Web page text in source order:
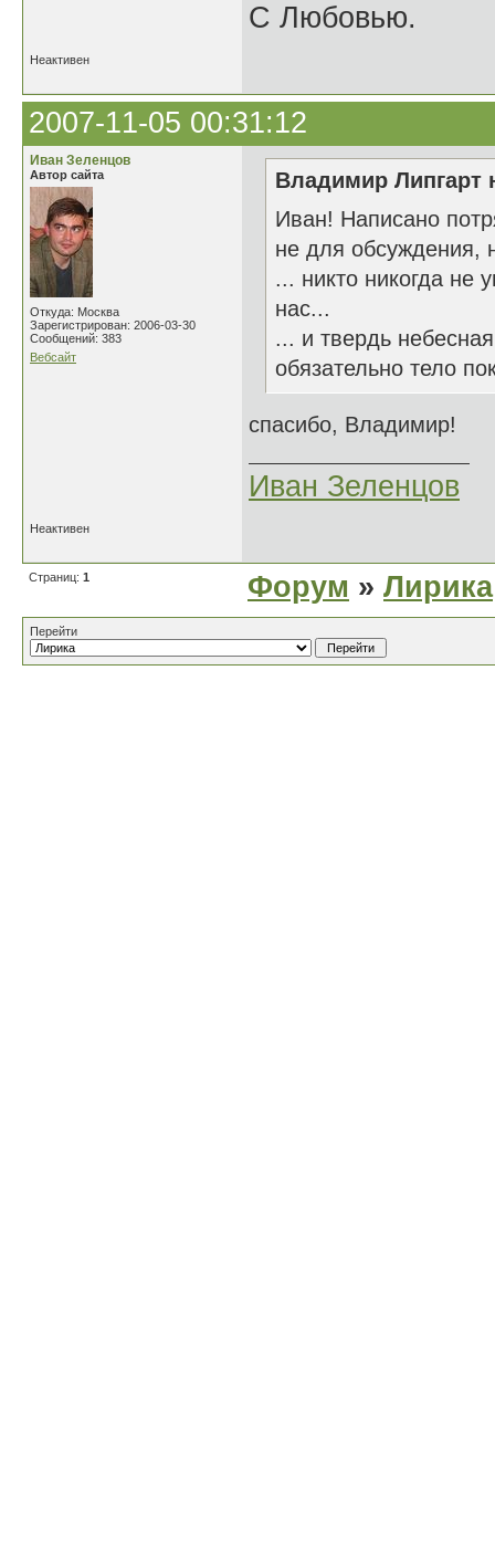
С Любовью.
Неактивен
2007-11-05 00:31:12
Иван Зеленцов
Автор сайта
Откуда: Москва
Зарегистрирован: 2006-03-30
Сообщений: 383
Вебсайт
Владимир Липгарт
Иван! Написано
не для обсуждения,
... никто никогда не
нас...
... и твердь
обязательно тело
спасибо, Владимир!
Иван Зеленцов
Неактивен
Страниц: 1 Форум » Лирика
Перейти